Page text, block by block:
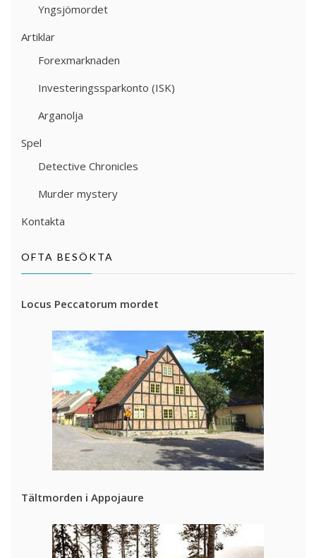
Yngsjömordet
Artiklar
Forexmarknaden
Investeringssparkonto (ISK)
Arganolja
Spel
Detective Chronicles
Murder mystery
Kontakta
OFTA BESÖKTA
Locus Peccatorum mordet
Tältmorden i Appojaure